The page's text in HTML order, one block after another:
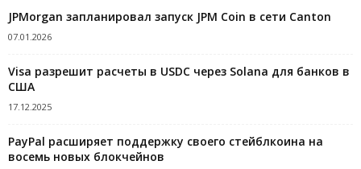
JPMorgan запланировал запуск JPM Coin в сети Canton
07.01.2026
Visa разрешит расчеты в USDC через Solana для банков в
США
17.12.2025
PayPal расширяет поддержку своего стейблкоина на
восемь новых блокчейнов